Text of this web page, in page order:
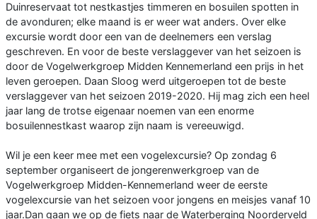
Duinreservaat tot nestkastjes timmeren en bosuilen spotten in
de avonduren; elke maand is er weer wat anders. Over elke
excursie wordt door een van de deelnemers een verslag
geschreven. En voor de beste verslaggever van het seizoen is
door de Vogelwerkgroep Midden Kennemerland een prijs in het
leven geroepen. Daan Sloog werd uitgeroepen tot de beste
verslaggever van het seizoen 2019-2020. Hij mag zich een heel
jaar lang de trotse eigenaar noemen van een enorme
bosuilennestkast waarop zijn naam is vereeuwigd.
Wil je een keer mee met een vogelexcursie? Op zondag 6
september organiseert de jongerenwerkgroep van de
Vogelwerkgroep Midden-Kennemerland weer de eerste
vogelexcursie van het seizoen voor jongens en meisjes vanaf 10
jaar.Dan gaan we op de fiets naar de Waterberging Noorderveld